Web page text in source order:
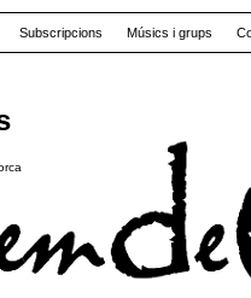
Subscripcions Músics i grups